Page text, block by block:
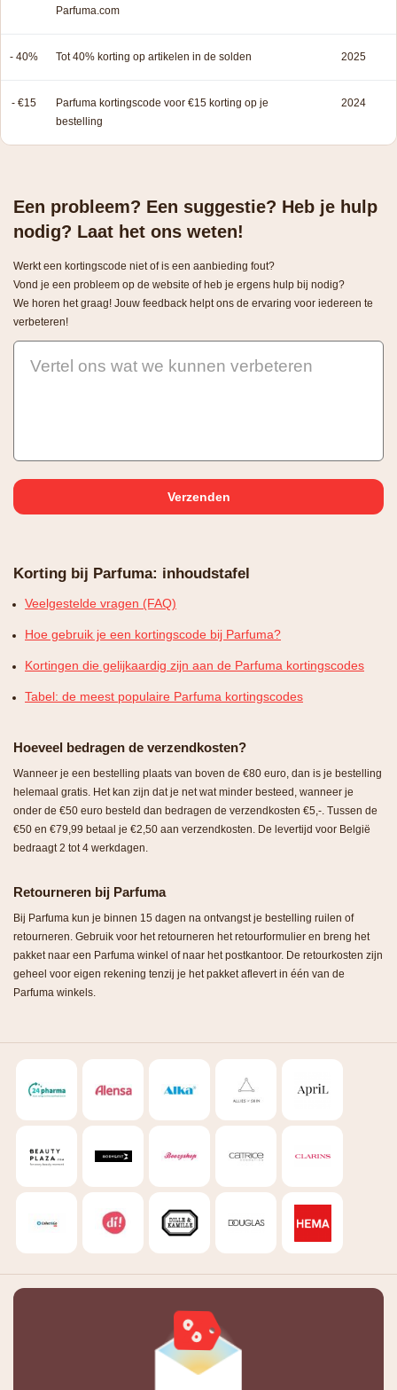
Parfuma.com
- 40% Tot 40% korting op artikelen in de solden 2025
- €15
Parfuma kortingscode voor €15 korting op je
bestelling
2024
Een probleem? Een suggestie? Heb je hulp
nodig? Laat het ons weten!
Werkt een kortingscode niet of is een aanbieding fout?
Vond je een probleem op de website of heb je ergens hulp bij nodig?
We horen het graag! Jouw feedback helpt ons de ervaring voor iedereen te
verbeteren!
Vertel ons wat we kunnen verbeteren
Korting bij Parfuma: inhoudstafel
Veelgestelde vragen (FAQ)
Hoe gebruik je een kortingscode bij Parfuma?
Kortingen die gelijkaardig zijn aan de Parfuma kortingscodes
Tabel: de meest populaire Parfuma kortingscodes
Hoeveel bedragen de verzendkosten?
Wanneer je een bestelling plaats van boven de €80 euro, dan is je bestelling
helemaal gratis. Het kan zijn dat je net wat minder besteed, wanneer je
onder de €50 euro besteld dan bedragen de verzendkosten €5,-. Tussen de
€50 en €79,99 betaal je €2,50 aan verzendkosten. De levertijd voor België
bedraagt 2 tot 4 werkdagen.
Retourneren bij Parfuma
Bij Parfuma kun je binnen 15 dagen na ontvangst je bestelling ruilen of
retourneren. Gebruik voor het retourneren het retourformulier en breng het
pakket naar een Parfuma winkel of naar het postkantoor. De retourkosten zijn
geheel voor eigen rekening tenzij je het pakket aflevert in één van de
Parfuma winkels.